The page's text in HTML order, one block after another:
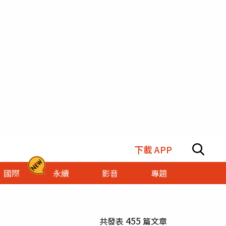
下載 APP
國際 永續 影音
專題
共發表 455 篇文章